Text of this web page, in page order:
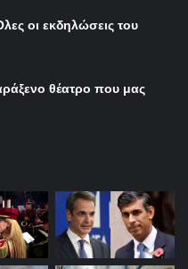
οι εκδηλώσεις του
θέατρο που μας